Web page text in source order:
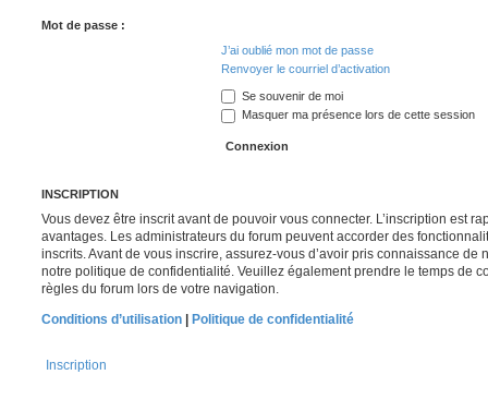
Mot de passe :
J’ai oublié mon mot de passe
Renvoyer le courriel d’activation
Se souvenir de moi
Masquer ma présence lors de cette session
INSCRIPTION
Vous devez être inscrit avant de pouvoir vous connecter. L’inscription est
avantages. Les administrateurs du forum peuvent accorder des
inscrits. Avant de vous inscrire, assurez-vous d’avoir pris connaissance de
notre politique de confidentialité. Veuillez également prendre le temps de
règles du forum lors de votre navigation.
Conditions d’utilisation
Politique de confidentialité
Inscription